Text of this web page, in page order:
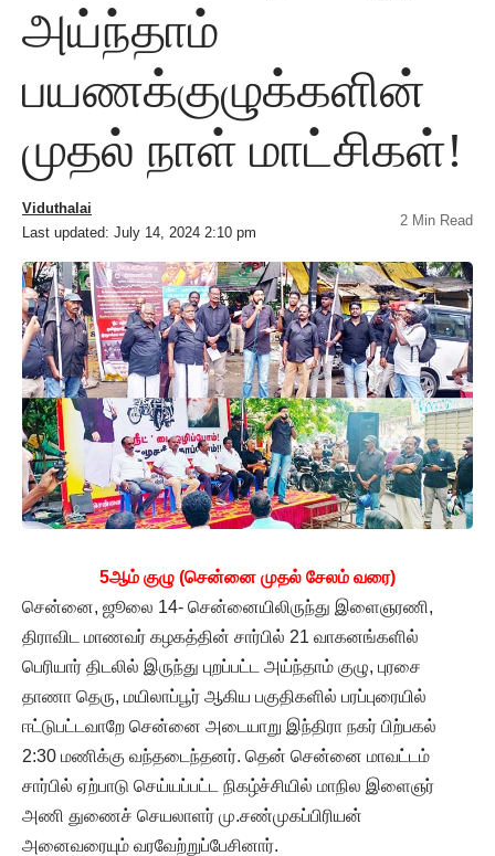
அய்ந்தாம்
பயணக்குழுக்களின்
முதல் நாள் மாட்சிகள்!
Last updated: July 14, 2024 2:10 pm
Viduthalai
2 Min Read
5ஆம் குழு (சென்னை முதல் சேலம் வரை)
சென்னை, ஜூலை 14- சென்னையிலிருந்து இளைஞரணி,
திராவிட மாணவர் கழகத்தின் சார்பில் 21 வாகனங்களில்
பெரியார் திடலில் இருந்து புறப்பட்ட அய்ந்தாம் குழு, புரசை
தாணா தெரு, மயிலாப்பூர் ஆகிய பகுதிகளில் பரப்புரையில்
ஈட்டுபட்டவாறே சென்னை அடையாறு இந்திரா நகர் பிற்பகல்
2:30 மணிக்கு வந்தடைந்தனர். தென் சென்னை மாவட்டம்
சார்பில் ஏற்பாடு செய்யப்பட்ட நிகழ்ச்சியில் மாநில இளைஞர்
அணி துணைச் செயலாளர் மு.சண்முகப்பிரியன்
அனைவரையும் வரவேற்றுப்பேசினார்.